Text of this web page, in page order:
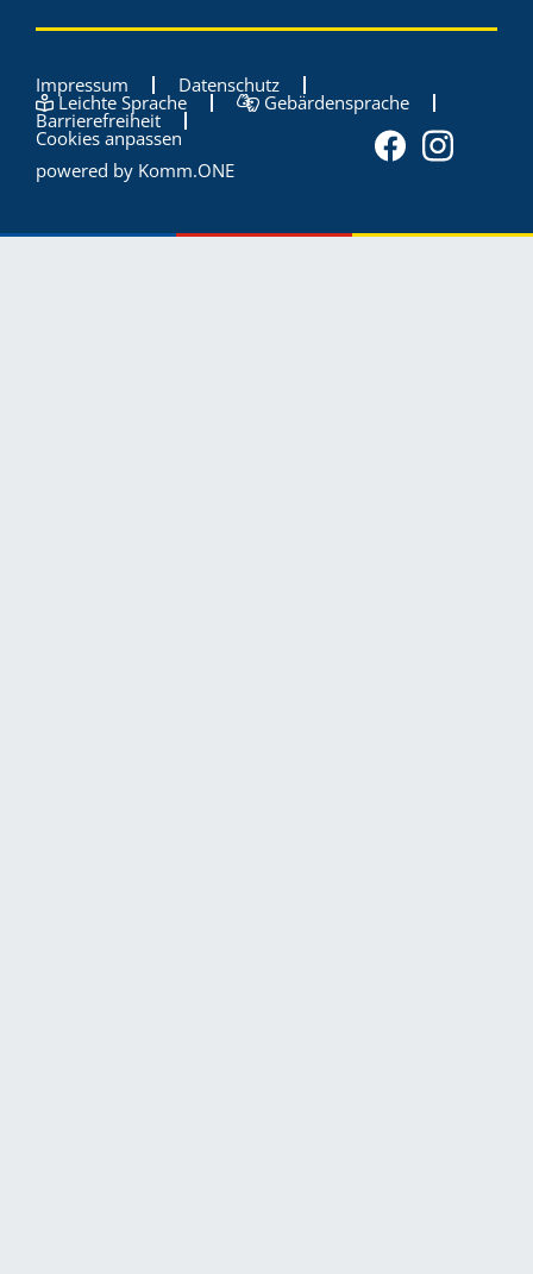
Impressum Datenschutz
Leichte Sprache Gebärdensprache
Barrierefreiheit
Cookies anpassen
powered by Komm.ONE